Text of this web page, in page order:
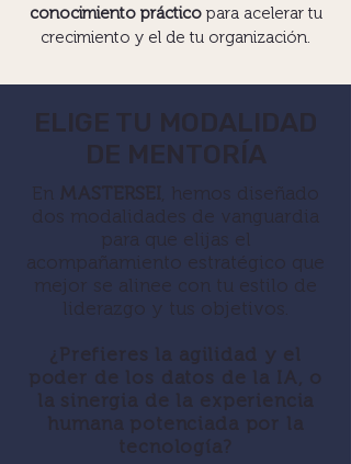
conocimiento práctico para acelerar tu
crecimiento y el de tu organización.
ELIGE TU MODALIDAD
DE MENTORÍA
En MASTERSEI
, hemos diseñado
dos modalidades de vanguardia
para que elijas el
acompañamiento estratégico que
mejor se alinee con tu estilo de
liderazgo y tus objetivos.
¿Prefieres la agilidad y el
poder de los datos de la IA, o
la sinergia de la experiencia
humana potenciada por la
tecnología?